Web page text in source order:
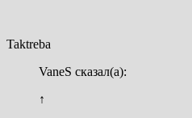
Taktreba
VaneS сказал(а):
↑